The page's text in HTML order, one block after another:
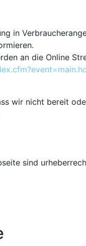
in
an die Online
wir nicht bereit
sind